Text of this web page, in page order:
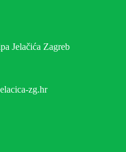
Jelačića Zagreb
zg.hr